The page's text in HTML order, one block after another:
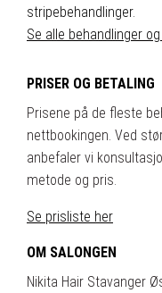
stripebehandlinger.
Se alle behandlinger
PRISER OG BETALING
Prisene på de fleste
nettbookingen. Ved
anbefaler vi
metode og pris.
Se prisliste her
OM SALONGEN
Nikita Hair Stavanger